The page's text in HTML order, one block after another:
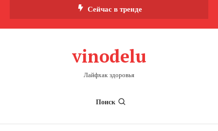
Сейчас в тренде
vinodelu
Лайфхак здоровья
Поиск